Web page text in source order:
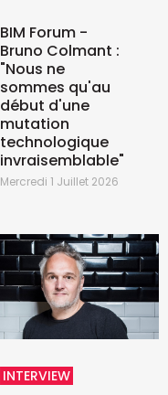
BIM Forum -
Bruno Colmant :
"Nous ne
sommes qu'au
début d'une
mutation
technologique
invraisemblable"
Mercredi 1 Juillet 2026
INTERVIEW